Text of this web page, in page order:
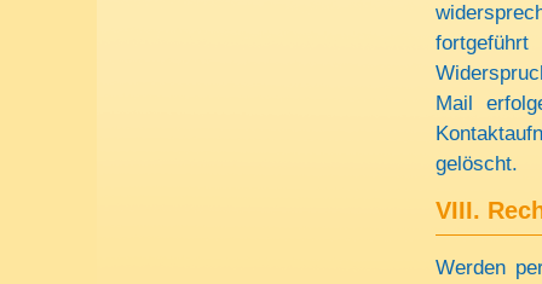
Mail
gelöscht.
VIII.
Werden